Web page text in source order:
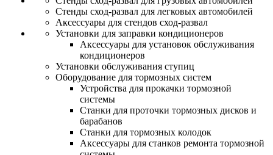
Стенды сход-развал для легковых автомобилей
Аксессуары для стендов сход-развал
Установки для заправки кондиционеров
Аксессуары для установок обслуживания
кондиционеров
Установки обслуживания ступиц
Оборудование для тормозных систем
Устройства для прокачки тормозной
системы
Станки для проточки тормозных дисков и
барабанов
Станки для тормозных колодок
Аксессуары для станков ремонта тормозной